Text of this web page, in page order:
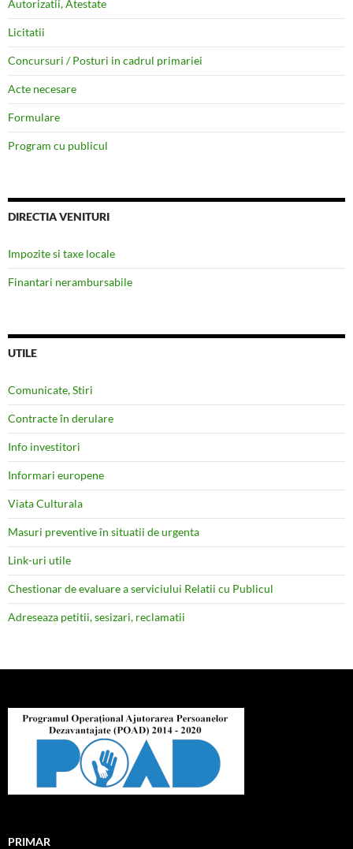
Autorizatii, Atestate
Licitatii
Concursuri / Posturi in cadrul primariei
Acte necesare
Formulare
Program cu publicul
DIRECTIA VENITURI
Impozite si taxe locale
Finantari nerambursabile
UTILE
Comunicate, Stiri
Contracte în derulare
Info investitori
Informari europene
Viata Culturala
Masuri preventive în situatii de urgenta
Link-uri utile
Chestionar de evaluare a serviciului Relatii cu Publicul
Adreseaza petitii, sesizari, reclamatii
PRIMAR